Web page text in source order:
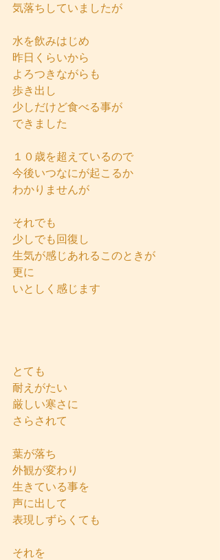
気落ちしていましたが
水を飲みはじめ
昨日くらいから
よろつきながらも
歩き出し
少しだけど食べる事が
できました
１０歳を超えているので
今後いつなにが起こるか
わかりませんが
それでも
少しでも回復し
生気が感じあれるこのときが
更に
いとしく感じます
とても
耐えがたい
厳しい寒さに
さらされて
葉が落ち
外観が変わり
生きている事を
声に出して
表現しずらくても
それを